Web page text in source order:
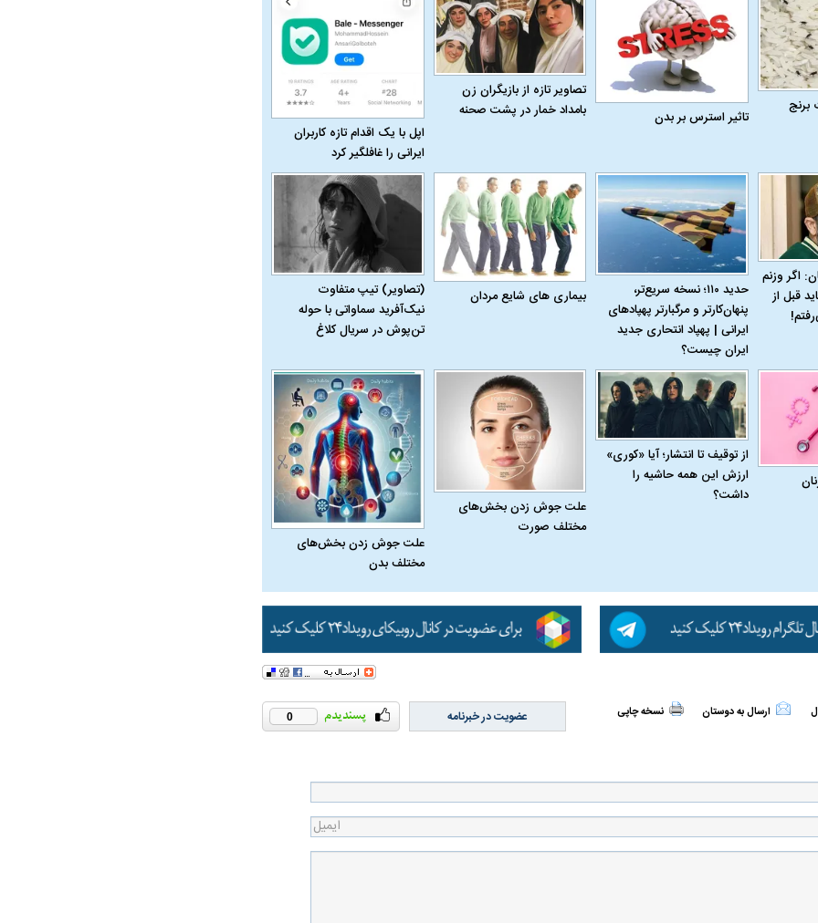
برنج
تاثیر استرس بر بدن
تصاویر تازه از بازیگران زن
بامداد خمار در پشت صحنه
اپل با یک اقدام تازه کاربران
ایرانی را غافلگیر کرد
اگر وزنم
قبل از
حدید ۱۱۰؛ نسخه سریع‌تر،
پنهان‌کارتر و مرگبارتر پهپادهای
ایرانی | پهپاد انتحاری جدید
ایران چیست؟
بیماری‌ های شایع مردان
(تصاویر) تیپ متفاوت
نیک‌آفرید سماواتی با حوله
تن‌پوش در سریال کلاغ
از توقیف تا انتشار؛ آیا «کوری»
ارزش این همه حاشیه را
داشت؟
علت جوش زدن بخش‌های
مختلف صورت
علت جوش زدن بخش‌های
مختلف بدن
ارسال به دوستان نسخه چاپی 0 عضویت در خبرنامه
یک سلسله |
شاه در ایران
ریشه‌های عزاداری ماه محرم در فرهنگ
عزاداری ماه محرم در دوران قاجار چگونه